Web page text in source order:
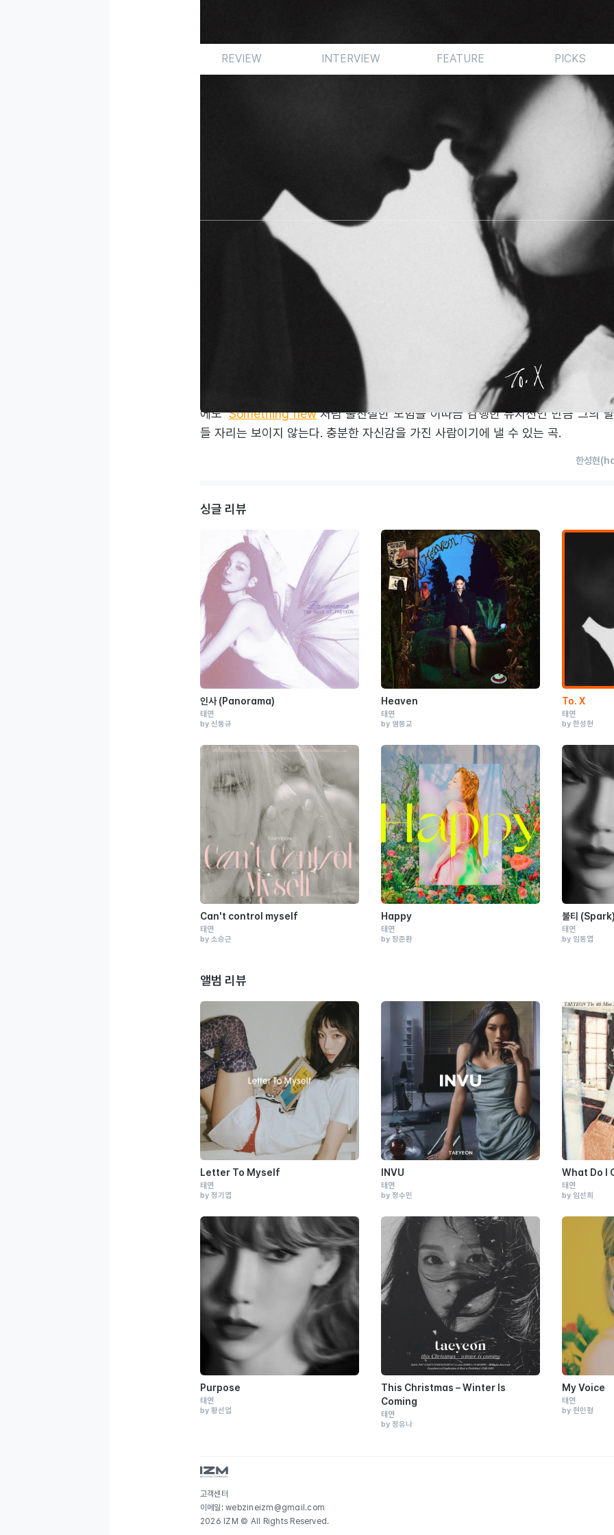
REVIEW INTERVIEW FEATURE PICKS
2023.12.01
이러나 저러나 가수로서 태연의 능력에 의문을 가지기란 힘들다. 단순히 고음의 출
그치지 않고 곡 전반에 걸쳐 보컬을 통솔하는 솜씨를 겸비한 인물이다. 이런 출중
하겠다는 듯이 한동안 그의 디스코그래피가 팝스타의 아우라를 이식하는 데에 주
‘To. X’는 다층적인 페르소나를 모두 내려놓는다. 적절한 시기에 택한 숨고르기의 순
'을 염세적인 정서로 비튼 듯한 기타 루프 위에서 박자를 밀고 당기
를 최대한 뺀 채 흘러간다. 확고한 지향점은 일상 언어를 음악으로 치환하는 가수
하지만, 힘이 확 꺾인 채 겉도는 후반부 고음과 텁텁한 믹싱 등의 허점도 동시에 노
에도 ‘Something new’처럼 불친절한 모험을 이따금 감행한 뮤지션인 만큼 그의
들 자리는 보이지 않는다. 충분한 자신감을 가진 사람이기에 낼 수 있는 곡.
한성현
싱글 리뷰
인사 (Panorama)
태연
by 신동규
Heaven
태연
by 염동교
To. X
태연
by 한성현
Can't control myself
태연
by 소승근
Happy
태연
by 장준환
불티
태연
by 임동엽
앨범 리뷰
Letter To Myself
태연
by 정기엽
INVU
태연
by 정수민
What Do I
태연
by 임선희
Purpose
태연
by 황선업
This Christmas – Winter Is
Coming
태연
by 정유나
My Voice
태연
by 현민형
고객센터
이메일: webzineizm@gmail.com
2026 IZM © All Rights Reserved.